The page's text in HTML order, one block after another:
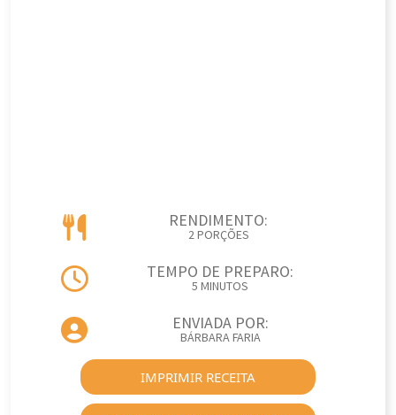
RENDIMENTO:
2 PORÇÕES
TEMPO DE PREPARO:
5 MINUTOS
ENVIADA POR:
BÁRBARA FARIA
IMPRIMIR RECEITA